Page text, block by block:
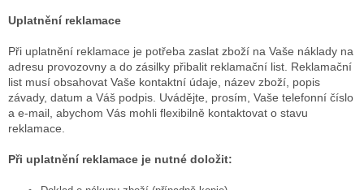
Uplatnění reklamace
Při uplatnění reklamace je potřeba zaslat zboží na Vaše náklady na
adresu provozovny a do zásilky přibalit reklamační list. Reklamační
list musí obsahovat Vaše kontaktní údaje, název zboží, popis
závady, datum a Váš podpis. Uvádějte, prosím, Vaše telefonní číslo
a e-mail, abychom Vás mohli flexibilně kontaktovat o stavu
reklamace.
Při uplatnění reklamace je nutné doložit: